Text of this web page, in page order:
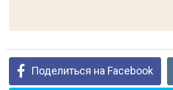
Поделиться на Facebook